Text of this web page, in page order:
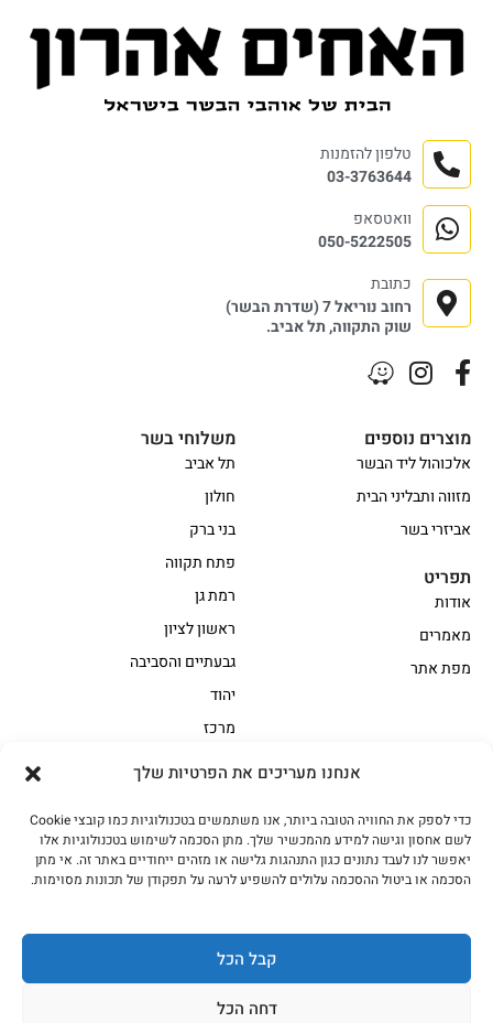
אנחנו מעריכים את הפרטיות שלך
כדי לספק את החוויה הטובה ביותר, אנו משתמשים בטכנולוגיות כמו קובצי Cookie
לשם אחסון וגישה למידע מהמכשיר שלך. מתן הסכמה לשימוש בטכנולוגיות אלו
יאפשר לנו לעבד נתונים כגון התנהגות גלישה או מזהים ייחודיים באתר זה. אי מתן
הסכמה או ביטול ההסכמה עלולים להשפיע לרעה על תפקודן של תכונות מסוימות.
קבל הכל
דחה הכל
אווז
בשר בקר משובח
בשר בקר עגלה משובח
בשר למעשנת
הודו
חלקים אחוריים
מיוחדי מסורת1
נתחי פנים
עוף
משלוחי בשר
תל אביב
חולון
בני ברק
פתח תקווה
רמת גן
ראשון לציון
גבעתיים והסביבה
יהוד
מרכז
מוצרים נוספים
אלכוהול ליד הבשר
מזווה ותבליני הבית
אביזרי בשר
תפריט
אודות
מאמרים
מפת אתר
טלפון להזמנות
03-3763644
וואטסאפ
050-5222505
כתובת
רחוב נוריאל 7 (שדרת הבשר)
שוק התקווה, תל אביב.